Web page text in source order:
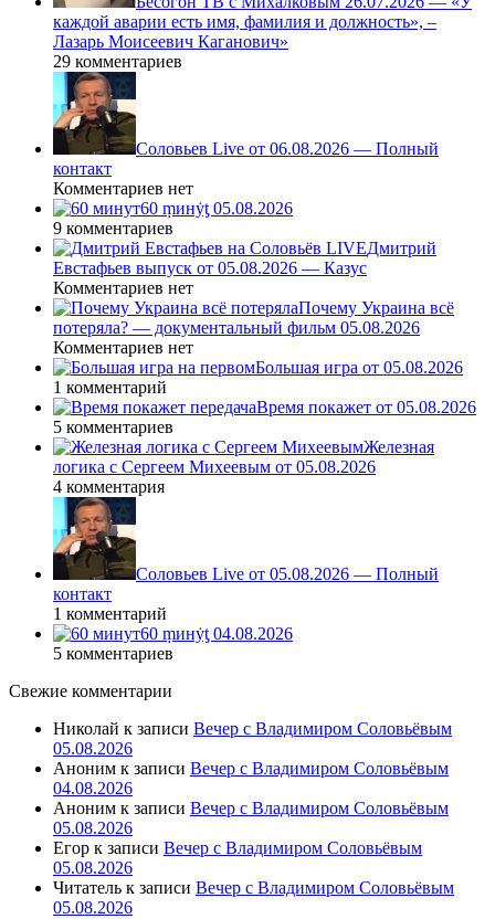
каждой аварии есть имя, фамилия и должность», –
Лазарь Моисеевич Каганович»
29 комментариев
Соловьев Live от 06.08.2026 — Полный
контакт
Комментариев нет
60 ṃинẏƫ 05.08.2026
9 комментариев
Дмитрий
Евстафьев выпуск от 05.08.2026 — Казус
Комментариев нет
Почему Украина всё
потеряла? — документальный фильм 05.08.2026
Комментариев нет
Большая игра от 05.08.2026
1 комментарий
Время покажет от 05.08.2026
5 комментариев
Железная
логика с Сергеем Михеевым от 05.08.2026
4 комментария
Соловьев Live от 05.08.2026 — Полный
контакт
1 комментарий
60 ṃинẏƫ 04.08.2026
5 комментариев
Свежие комментарии
Николай к записи Вечер с Владимиром Соловьёвым
05.08.2026
Аноним к записи Вечер с Владимиром Соловьёвым
04.08.2026
Аноним к записи Вечер с Владимиром Соловьёвым
05.08.2026
Егор к записи Вечер с Владимиром Соловьёвым
05.08.2026
Читатель к записи Вечер с Владимиром Соловьёвым
05.08.2026